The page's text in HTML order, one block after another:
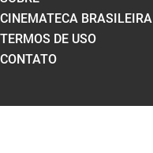
CINEMATECA BRASILEIRA
TERMOS DE USO
CONTATO